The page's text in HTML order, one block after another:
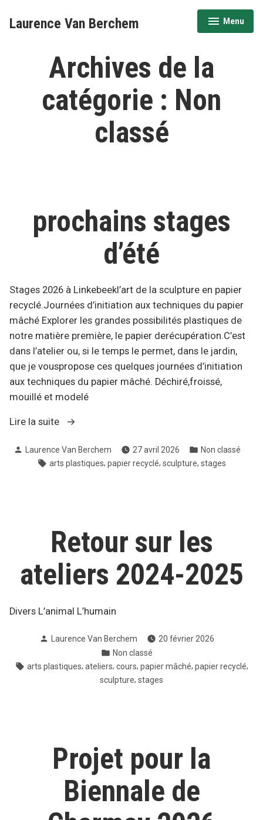
Laurence Van Berchem Menu
déplié
réduit
Archives de la
catégorie : Non
classé
prochains stages
d’été
Stages 2026 à Linkebeekl’art de la sculpture en papier
recyclé.Journées d’initiation aux techniques du papier
mâché Explorer les grandes possibilités plastiques de
notre matière première, le papier derécupération.C’est
dans l’atelier ou, si le temps le permet, dans le jardin,
que je vouspropose ces quelques journées d’initiation
aux techniques du papier mâché. Déchiré,froissé,
mouillé et modelé
Lire la suite
« prochains
d’été »
Publié
Laurence Van Berchem 27 avril 2026
Publié
dans
Non classé
Étiquettes :
arts plastiques, papier recyclé, sculpture, stages
Retour sur les
ateliers 2024-2025
Divers L’animal L’humain
Publié
Laurence Van Berchem
20 février 2026
Publié
dans
Non classé
Étiquettes :
arts plastiques, ateliers, cours, papier mâché, papier recyclé,
sculpture, stages
Projet pour la
Biennale de